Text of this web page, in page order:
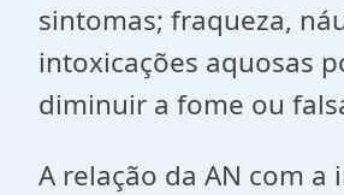
sintomas; fraqueza,
intoxicações aquosas
diminuir a fome ou
A relação da AN com